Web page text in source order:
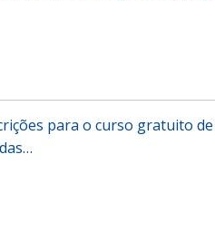
para o curso gratuito de